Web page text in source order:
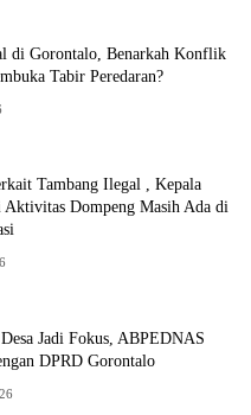
di Gorontalo, Benarkah Konflik
Tabir Peredaran?
Tambang Ilegal , Kepala
Aktivitas Dompeng Masih Ada di
Jadi Fokus, ABPEDNAS
DPRD Gorontalo